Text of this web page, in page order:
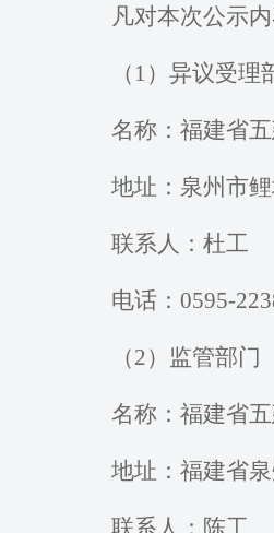
凡对本次公示
（ 1）异议受理
名称：福建省
地址：泉州市
联系人： 杜工
电话： 0595-
（2）监管部门
名称：福建省
地址：福建省
联系人： 陈工